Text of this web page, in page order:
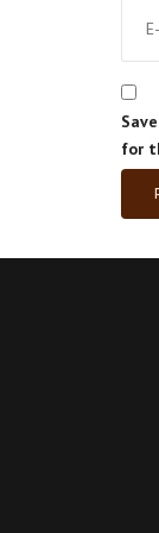
for